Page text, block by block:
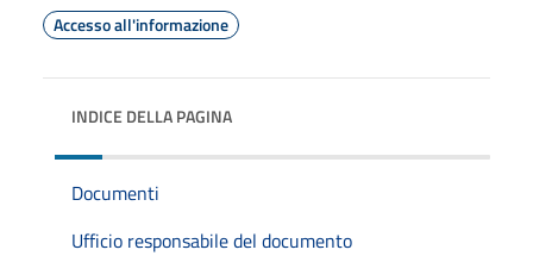
Accesso all'informazione
INDICE DELLA PAGINA
Documenti
Ufficio responsabile del documento